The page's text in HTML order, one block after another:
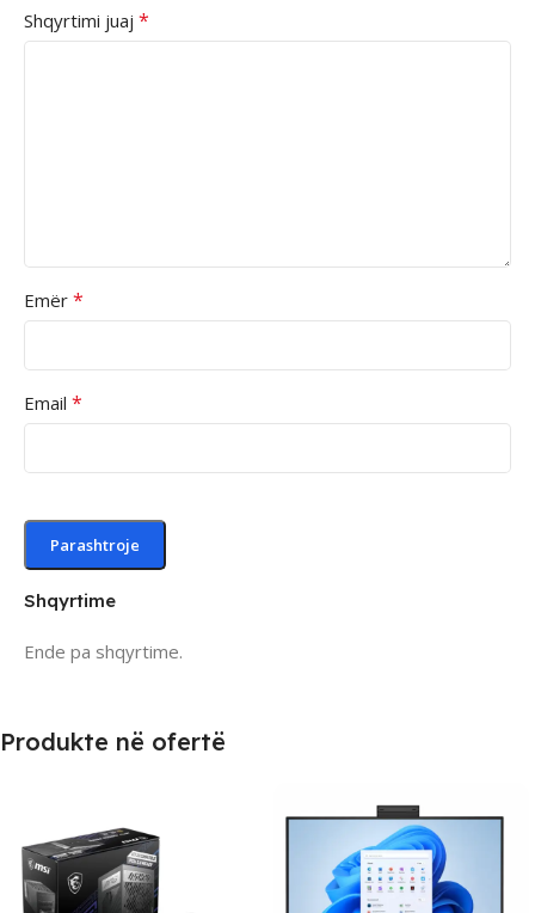
Shqyrtime
Ende pa shqyrtime.
Shqyrtimi juaj *
Emër *
Email *
Produkte në ofertë